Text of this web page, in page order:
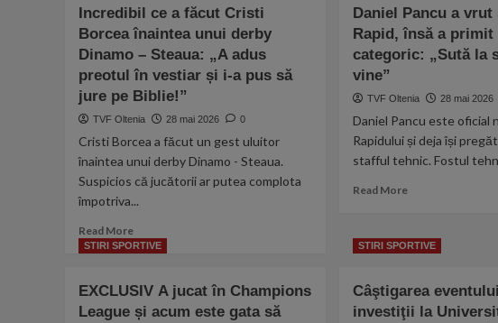
Gheorghiu,
schimb
replici,
pe
Facebook,
cu
Sebastian
”I-
am
deranjat
vs
”Dă,
banii
înapoi!”
Universitatea
Craiova!
Conducerea
caută
înlocuitor.
Incredibil ce a făcut Cristi
Borcea înaintea unui derby
Dinamo – Steaua: „A adus
preotul în vestiar și i-a pus să
jure pe Biblie!”
TVF Oltenia 28 mai 2026 0
Cristi Borcea a făcut un gest uluitor
înaintea unui derby Dinamo - Steaua.
Suspicios că jucătorii ar putea complota
împotriva...
Read MoreRead
more
ce
a
Daniel Pancu a vrut
Rapid, însă a primit
categoric: „Sută la
vine”
TVF Oltenia 28 mai 2026
Daniel Pancu este oficial
Rapidului și deja își
stafful tehnic. Fostul
Read MoreRead
Daniel
Pancu
vrut
să-
STIRI SPORTIVE
EXCLUSIV A jucat în Champions
League și acum este gata să
STIRI SPORTIVE
Câştigarea
investiţii la